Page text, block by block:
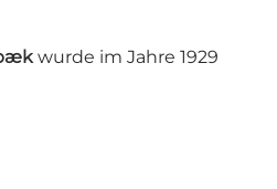
wurde im Jahre 1929